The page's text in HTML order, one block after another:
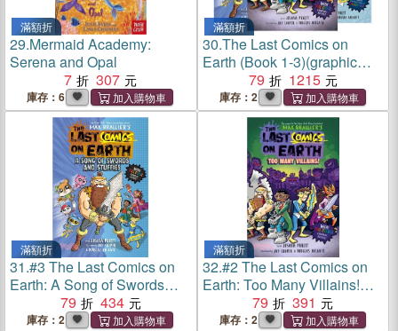
滿額折
29.Mermaid Academy:
Serena and Opal
7
307
庫存：6
滿額折
30.The Last Comics on
Earth (Book 1-3)(graphic
novel)(英國版)(平裝本)
79 1215
庫存：2
滿額折
31.#3 The Last Comics on
Earth: A Song of Swords
and Stuffies (graphic novel)
(英國版)(平裝本)
79 434
庫存：2
滿額折
32.#2 The Last Comics on
Earth: Too Many Villains!
(graphic novel)(英國版)(平裝
本)
79 391
庫存：2